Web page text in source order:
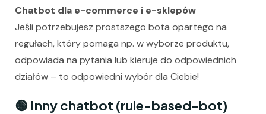
Chatbot dla e-commerce i e-sklepów
Jeśli potrzebujesz prostszego bota opartego na
regułach, który pomaga np. w wyborze produktu,
odpowiada na pytania lub kieruje do odpowiednich
działów – to odpowiedni wybór dla Ciebie!
🟢 Inny chatbot (rule-based-bot)